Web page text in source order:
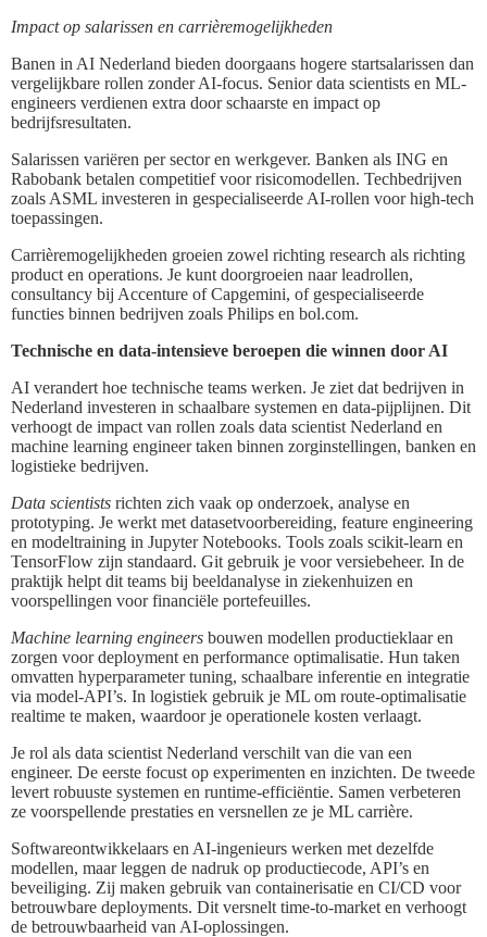
Impact op salarissen en carrièremogelijkheden
Banen in AI Nederland bieden doorgaans hogere startsalarissen dan
vergelijkbare rollen zonder AI-focus. Senior data scientists en ML-
engineers verdienen extra door schaarste en impact op
bedrijfsresultaten.
Salarissen variëren per sector en werkgever. Banken als ING en
Rabobank betalen competitief voor risicomodellen. Techbedrijven
zoals ASML investeren in gespecialiseerde AI-rollen voor high-tech
toepassingen.
Carrièremogelijkheden groeien zowel richting research als richting
product en operations. Je kunt doorgroeien naar leadrollen,
consultancy bij Accenture of Capgemini, of gespecialiseerde
functies binnen bedrijven zoals Philips en bol.com.
Technische en data-intensieve beroepen die winnen door AI
AI verandert hoe technische teams werken. Je ziet dat bedrijven in
Nederland investeren in schaalbare systemen en data-pijplijnen. Dit
verhoogt de impact van rollen zoals data scientist Nederland en
machine learning engineer taken binnen zorginstellingen, banken en
logistieke bedrijven.
Data scientists richten zich vaak op onderzoek, analyse en
prototyping. Je werkt met datasetvoorbereiding, feature engineering
en modeltraining in Jupyter Notebooks. Tools zoals scikit-learn en
TensorFlow zijn standaard. Git gebruik je voor versiebeheer. In de
praktijk helpt dit teams bij beeldanalyse in ziekenhuizen en
voorspellingen voor financiële portefeuilles.
Machine learning engineers bouwen modellen productieklaar en
zorgen voor deployment en performance optimalisatie. Hun taken
omvatten hyperparameter tuning, schaalbare inferentie en integratie
via model-API’s. In logistiek gebruik je ML om route-optimalisatie
realtime te maken, waardoor je operationele kosten verlaagt.
Je rol als data scientist Nederland verschilt van die van een
engineer. De eerste focust op experimenten en inzichten. De tweede
levert robuuste systemen en runtime-efficiëntie. Samen verbeteren
ze voorspellende prestaties en versnellen ze je ML carrière.
Softwareontwikkelaars en AI-ingenieurs werken met dezelfde
modellen, maar leggen de nadruk op productiecode, API’s en
beveiliging. Zij maken gebruik van containerisatie en CI/CD voor
betrouwbare deployments. Dit versnelt time-to-market en verhoogt
de betrouwbaarheid van AI-oplossingen.